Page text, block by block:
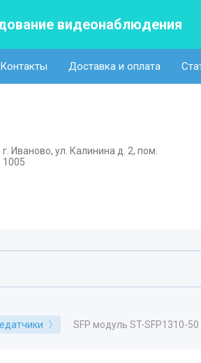
видеонаблюдения
Контакты Доставка и оплата
г. Иваново, ул. Калинина д. 2, пом.
1005
SFP модуль ST-SFP1310-